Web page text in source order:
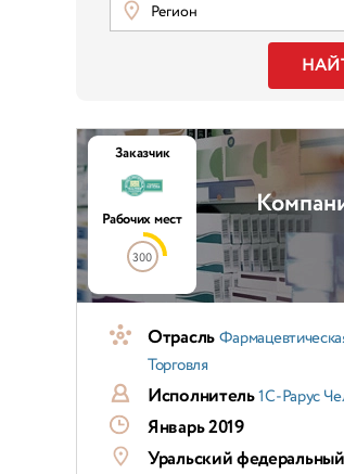
Регион
Заказчик
Рабочих мест
300
Отрасль
Торговля
Исполнитель1С-Рарус
Январь 2019
Уральский